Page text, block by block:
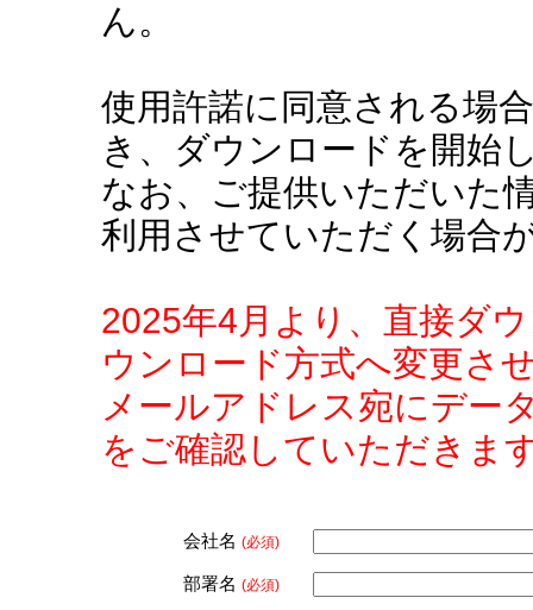
ん。
使用許諾に同意される場
き、ダウンロードを開始
なお、ご提供いただいた
利用させていただく場合
2025年4月より、直接ダ
ウンロード方式へ変更さ
メールアドレス宛にデー
をご確認していただきま
会社名 (必須)
部署名 (必須)